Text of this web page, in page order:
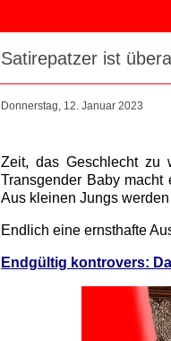
Satirepatzer ist
Donnerstag, 12. Januar 2023
Zeit, das Geschlecht zu
Transgender Baby
Aus kleinen Jungs
Endlich eine ernsthafte
Endgültig kontrovers: